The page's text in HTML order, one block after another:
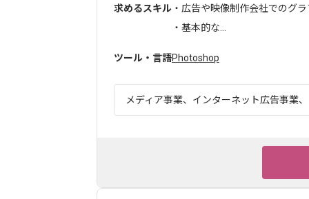
求めるスキル ・広告や映像制作会社でのグ
・基本的な...
ツール・言語Photoshop
メディア事業、インターネット広告事業